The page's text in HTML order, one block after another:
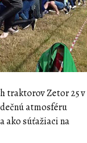
traktorov Zetor 25 v
atmosféru
ako súťažiaci na